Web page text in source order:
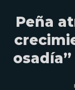
Peña